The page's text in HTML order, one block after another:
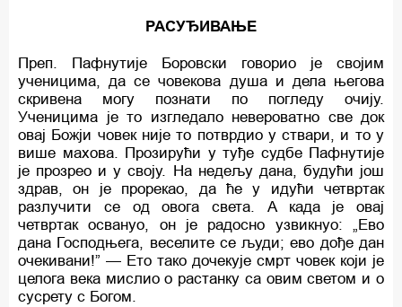
РАСУЂИВАЊЕ
Преп. Пафнутије Боровски говорио је својим
ученицима, да се човекова душа и дела његова
скривена могу познати по погледу очију.
Ученицима је то изгледало невероватно све док
овај Божји човек није то потврдио у ствари, и то y
више махова. Прозирући у туђе судбе Пафнутије
је прозрео и у своју. На недељу дана, будући још
здрав, он je прорекао, да ћe y идући четвртак
разлучити се од овога света. A када је овај
четвртак освануо, он је радосно узвикнуо: „Ево
дана Господњега, веселите се људи; ево дође дан
очекивани!” — Ето тако дочекује смрт човек који је
целога века мислио o растанку са овим светом и o
сусрету c Богом.